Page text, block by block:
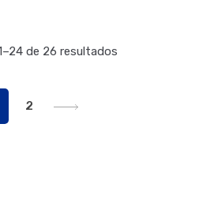
de 26 resultados
2